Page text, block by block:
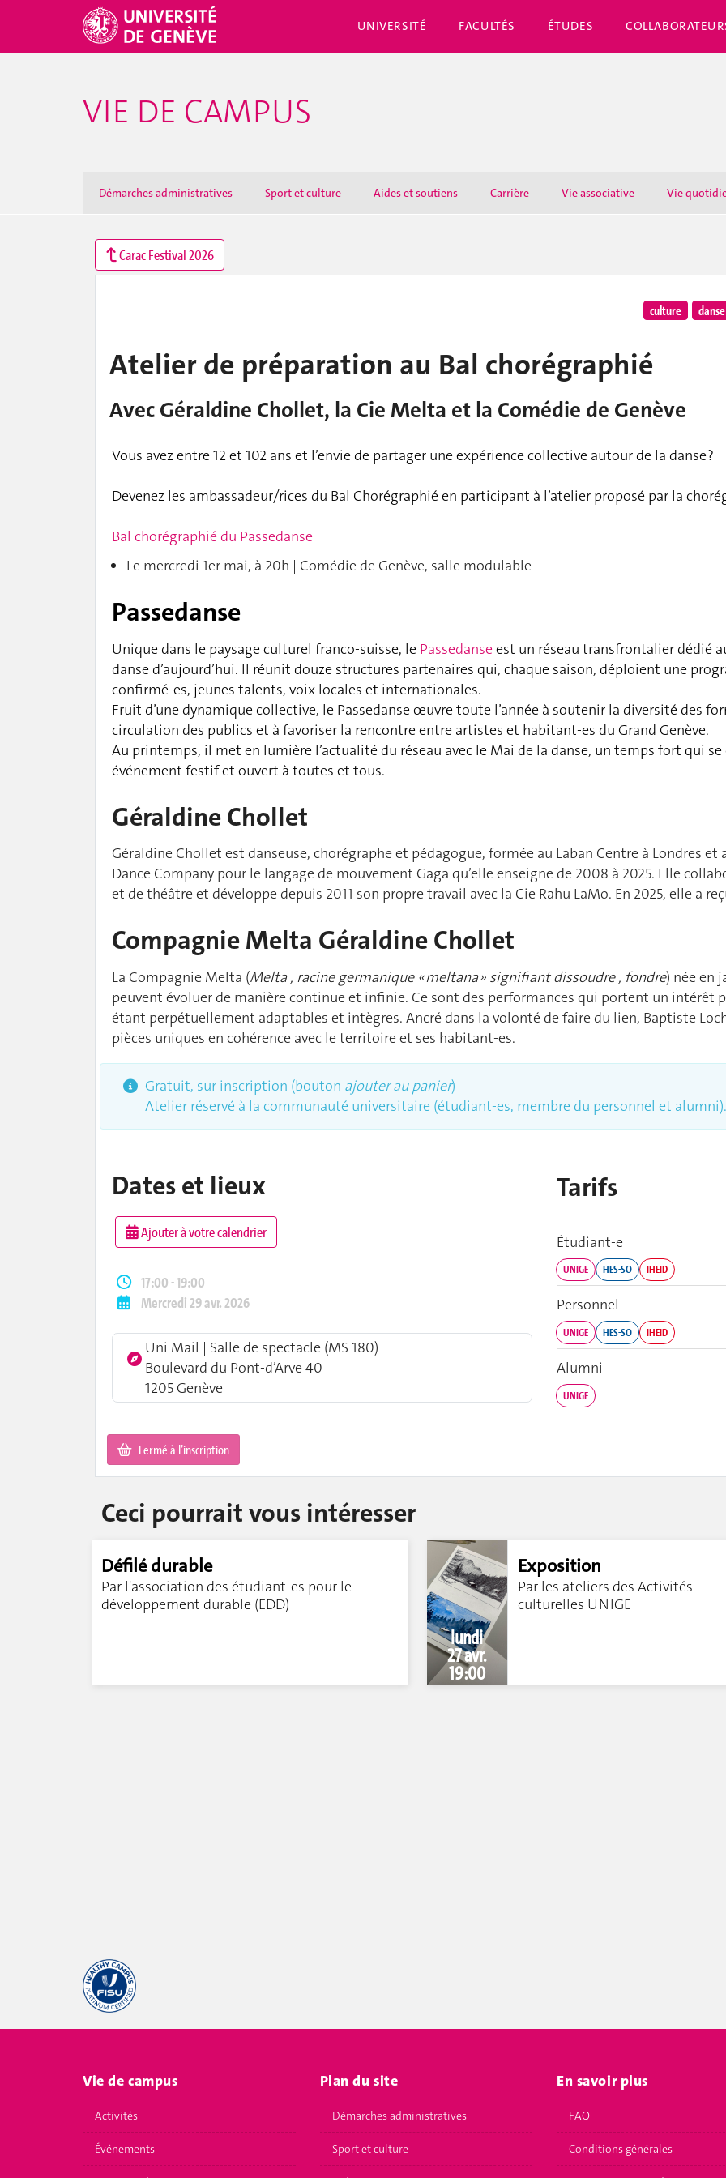
UNIVERSITÉ FACULTÉS ÉTUDES
VIE DE CAMPUS
Démarches administratives Sport et culture Aides et soutiens Carrière Vie associative Vie
Carac Festival 2026
culture danse
Atelier de préparation au Bal chorégraphié
Avec Géraldine Chollet, la Cie Melta et la Comédie de Genève
Vous avez entre 12 et 102 ans et l’envie de partager une expérience collective autour de la danse ?
Devenez les ambassadeur/rices du Bal Chorégraphié en participant à l’atelier proposé par la
Bal chorégraphié du Passedanse
Le mercredi 1er mai, à 20h | Comédie de Genève, salle modulable
Passedanse
Unique dans le paysage culturel franco-suisse, le Passedanseest un réseau transfrontalier dédié
danse d’aujourd’hui. Il réunit douze structures partenaires qui, chaque saison, déploient une
confirmé-es, jeunes talents, voix locales et internationales.
Fruit d’une dynamique collective, le Passedanse œuvre toute l’année à soutenir la diversité des
circulation des publics et à favoriser la rencontre entre artistes et habitant-es du Grand Genève.
Au printemps, il met en lumière l’actualité du réseau avec le Mai de la danse, un temps fort qui
événement festif et ouvert à toutes et tous.
Géraldine Chollet
Géraldine Chollet est danseuse, chorégraphe et pédagogue, formée au Laban Centre à Londres et
Dance Company pour le langage de mouvement Gaga qu’elle enseigne de 2008 à 2025. Elle
et de théâtre et développe depuis 2011 son propre travail avec la Cie Rahu LaMo. En 2025, elle a
Compagnie Melta Géraldine Chollet
La Compagnie Melta (Melta , racine germanique « meltana » signifiant dissoudre , fondre) née en
peuvent évoluer de manière continue et infinie. Ce sont des performances qui portent un intérêt
étant perpétuellement adaptables et intègres. Ancré dans la volonté de faire du lien, Baptiste
pièces uniques en cohérence avec le territoire et ses habitant-es.
Gratuit, sur inscription (bouton ajouter au panier)
Atelier réservé à la communauté universitaire (étudiant-es, membre du personnel et alumni).
Dates et lieux
Ajouter à votre calendrier
17:00 - 19:00
Mercredi 29 avr. 2026
Uni Mail | Salle de spectacle (MS 180)
Boulevard du Pont-d’Arve 40
1205 Genève
Tarifs
Étudiant‑e
UNIGE HES-SO IHEID
Personnel
UNIGE HES-SO IHEID
Alumni
UNIGE
Fermé à l’inscription
Ceci pourrait vous intéresser
Défilé durable
Par l'association des étudiant-es pour le
développement durable (EDD)
lundi
27 avr.
19:00
Exposition
Par les ateliers des Activités
culturelles UNIGE
Vie de campus
Activités
Événements
Plan du site
Démarches administratives
Sport et culture
En savoir plus
FAQ
Conditions générales